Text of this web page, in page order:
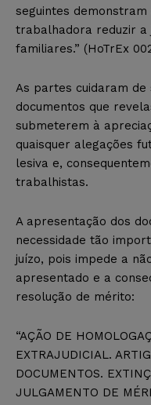
seguintes demonstram
trabalhadora reduzir a
familiares.” (HoTrEx
As partes cuidaram
documentos que
submeterem à
quaisquer alegações
lesiva e,
trabalhistas.
A apresentação dos
necessidade tão
juízo, pois impede a
apresentado e a
resolução de mérito:
“AÇÃO DE
EXTRAJUDICIAL.
DOCUMENTOS.
JULGAMENTO DE